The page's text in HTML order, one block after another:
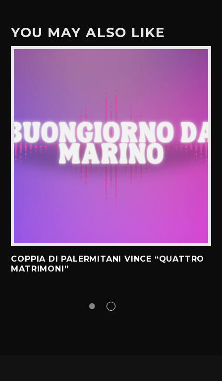
YOU MAY ALSO LIKE
COPPIA DI PALERMITANI VINCE “QUATTRO
MATRIMONI”